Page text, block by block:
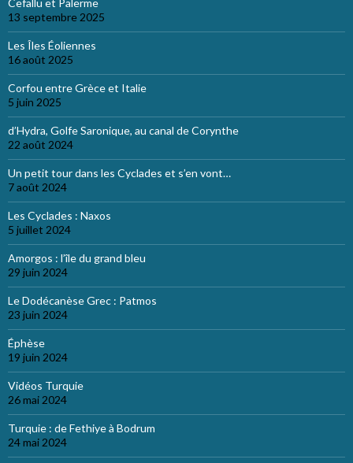
Cefallu et Palerme
13 septembre 2025
Les Îles Éoliennes
16 août 2025
Corfou entre Grèce et Italie
5 juin 2025
d’Hydra, Golfe Saronique, au canal de Corynthe
22 août 2024
Un petit tour dans les Cyclades et s’en vont…
7 août 2024
Les Cyclades : Naxos
5 juillet 2024
Amorgos : l’île du grand bleu
29 juin 2024
Le Dodécanèse Grec : Patmos
23 juin 2024
Éphèse
19 juin 2024
Vidéos Turquie
26 mai 2024
Turquie : de Fethiye à Bodrum
24 mai 2024